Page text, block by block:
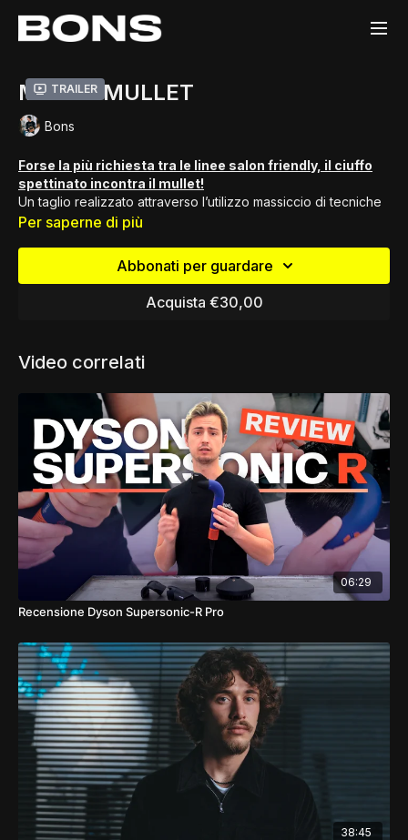
Trailer
MESSY MULLET
Bons
Forse la più richiesta tra le linee salon friendly, il ciuffo
spettinato incontra il mullet!
Un taglio realizzato attraverso l’utilizzo massiccio di tecniche
di texture a rasoio e scalature, per ottenere un risultato
⁃ Morfologia del cranio e sezioni di mappatura.
Comprensione
e Analisi delle Sezioni di Mappatura e della
Morfologia del cranio.
Sezioni creative: la creazione di Sezioni di mappatura
avanzate, attraverso un approccio dinamico.
Rasoio: impara tutti i segreti su come controllare e usare al
meglio lo sfilzino.
⁃Disconnessioni
: combina differenti per realizzare linee
creative per i tuoi tagli.
⁃Concave Layers
: i fondamentali delle Scalature concave e
come utilizzarle al meglio.
GUARDA ORA IL TUTORIAL!
Per saperne di più
Abbonati per guardare
Acquista €30,00
Video correlati
06:29
Recensione Dyson Supersonic-R Pro
38:45